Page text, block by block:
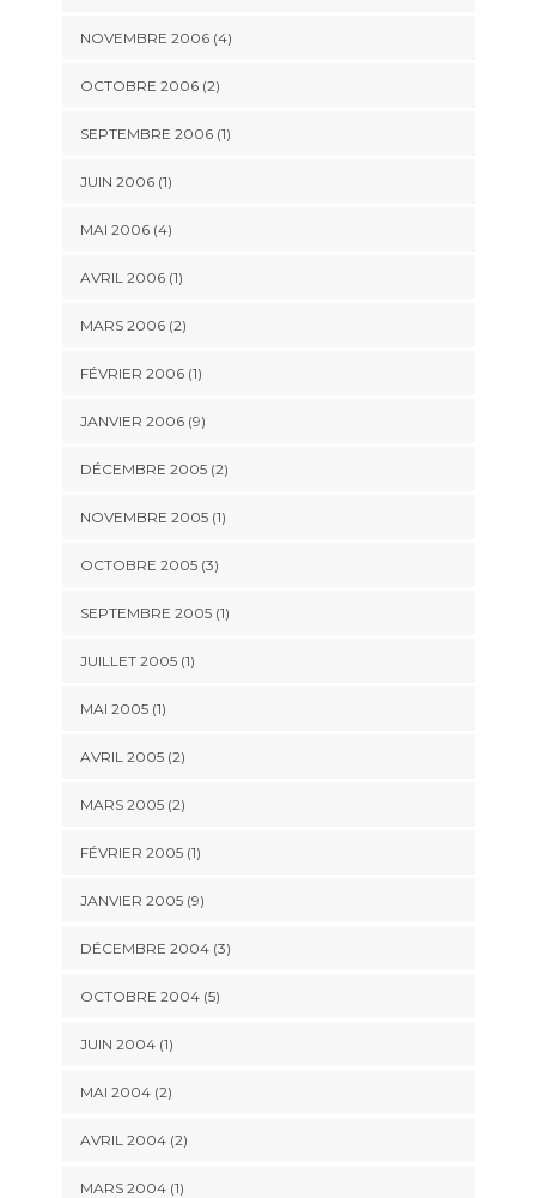
NOVEMBRE 2006 (4)
OCTOBRE 2006 (2)
SEPTEMBRE 2006 (1)
JUIN 2006 (1)
MAI 2006 (4)
AVRIL 2006 (1)
MARS 2006 (2)
FÉVRIER 2006 (1)
JANVIER 2006 (9)
DÉCEMBRE 2005 (2)
NOVEMBRE 2005 (1)
OCTOBRE 2005 (3)
SEPTEMBRE 2005 (1)
JUILLET 2005 (1)
MAI 2005 (1)
AVRIL 2005 (2)
MARS 2005 (2)
FÉVRIER 2005 (1)
JANVIER 2005 (9)
DÉCEMBRE 2004 (3)
OCTOBRE 2004 (5)
JUIN 2004 (1)
MAI 2004 (2)
AVRIL 2004 (2)
MARS 2004 (1)